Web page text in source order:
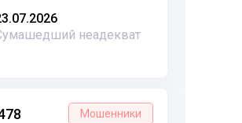
неадекват
Мошенники